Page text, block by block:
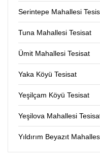
Serintepe Mahallesi
Tuna Mahallesi Tesisat
Ümit Mahallesi Tesisat
Yaka Köyü Tesisat
Yeşilçam Köyü Tesisat
Yeşilova Mahallesi
Yıldırım Beyazıt